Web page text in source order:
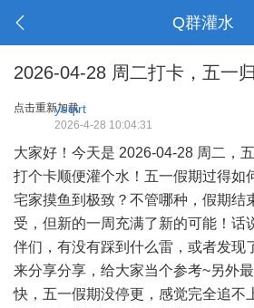
Q群灌水
2026-04-28 周二打卡，五一
点击重新加载
yeqirt
2026-4-28 10:04:31
大家好！今天是 2026-04-28 周二，
打个卡顺便灌个水！五一假期过得如
宅家摸鱼到极致？不管哪种，假期结
受，但新的一周充满了新的可能！话
伴们，有没有踩到什么雷，或者发现
来分享分享，给大家当个参考~另外
快，五一假期没停更，感觉完全追不